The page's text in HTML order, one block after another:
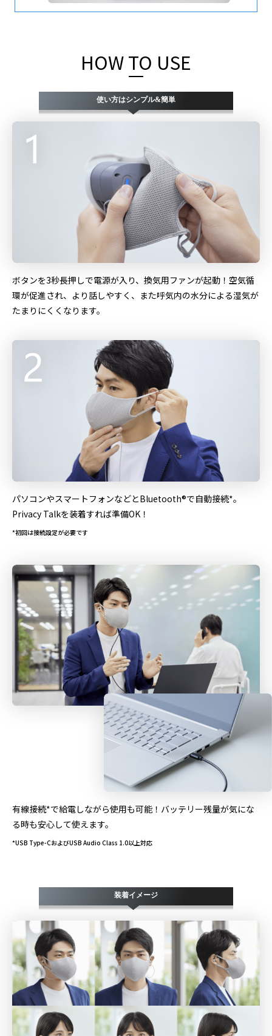
HOW TO USE
使い方はシンプル&簡単
ボタンを3秒長押しで電源が入り、換気用ファンが起動！空気循
環が促進され、より話しやすく、また呼気内の水分による湿気が
たまりにくくなります。
パソコンやスマートフォンなどとBluetooth®で自動接続*。
Privacy Talkを装着すれば準備OK！
*初回は接続設定が必要です
有線接続*で給電しながら使用も可能！バッテリー残量が気にな
る時も安心して使えます。
*USB Type-CおよびUSB Audio Class 1.0以上対応
装着イメージ